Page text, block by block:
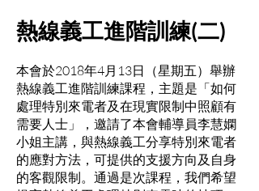
熱線義工進階訓練(二)
本會於2018年4月13日（星期五）舉辦
熱線義工進階訓練課程，主題是「如何
處理特別來電者及在現實限制中照顧有
需要人士」，邀請了本會輔導員李慧嫻
小姐主講，與熱線義工分享特別來電者
的應對方法，可提供的支援方向及自身
的客觀限制。通過是次課程，我們希望